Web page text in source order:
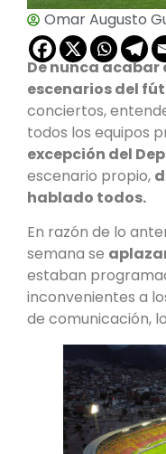
Omar Augusto
De nunca acabar
escenarios del
conciertos,
todos los equipos
excepción del
escenario propio,
hablado todos.
En razón de lo
semana se
estaban
inconvenientes a
de comunicación,